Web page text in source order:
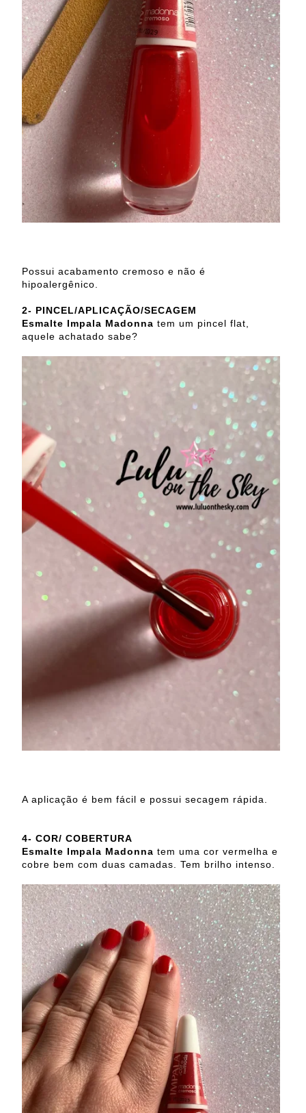
Possui acabamento cremoso e não é
hipoalergênico.
2- PINCEL/APLICAÇÃO/SECAGEM
Esmalte Impala Madonna tem um pincel flat,
aquele achatado sabe?
A aplicação é bem fácil e possui secagem rápida.
4- COR/ COBERTURA
Esmalte Impala Madonna tem uma cor vermelha e
cobre bem com duas camadas. Tem brilho intenso.